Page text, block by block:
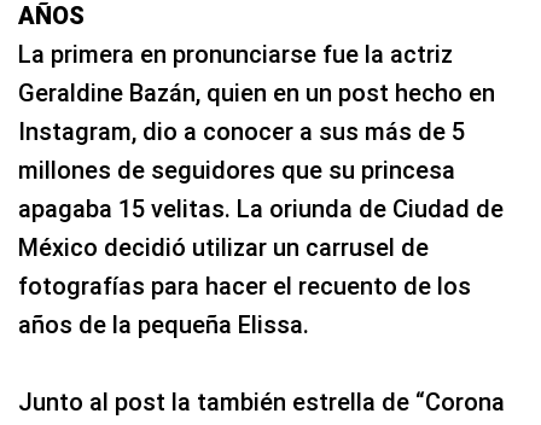
AÑOS
La primera en pronunciarse fue la actriz
Geraldine Bazán, quien en un post hecho en
Instagram, dio a conocer a sus más de 5
millones de seguidores que su princesa
apagaba 15 velitas. La oriunda de Ciudad de
México decidió utilizar un carrusel de
fotografías para hacer el recuento de los
años de la pequeña Elissa.
Junto al post la también estrella de “Corona